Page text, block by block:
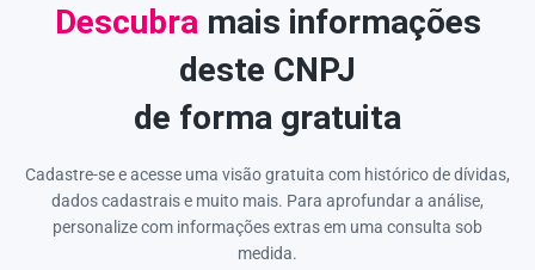
Descubramais informações
deste CNPJ
de forma gratuita
Cadastre-se e acesse uma visão gratuita com histórico de dívidas,
dados cadastrais e muito mais. Para aprofundar a análise,
personalize com informações extras em uma consulta sob
medida.